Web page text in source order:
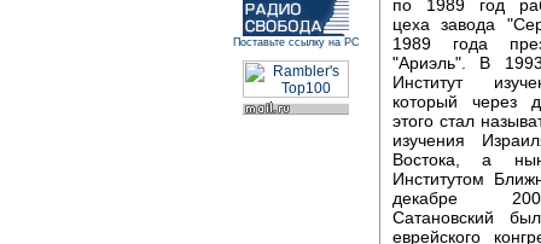
Поставьте ссылку на РС
по 1989 год
цеха завода
1989 года
"Ариэль". В
Институт
который через
этого стал
изучения
Востока, а
Институтом
декабре
Сатановский
еврейского